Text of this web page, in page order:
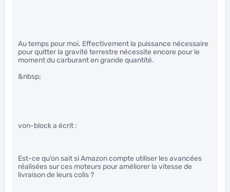
Au temps pour moi. Effectivement la puissance nécessaire
pour quitter la gravité terrestre nécessite encore pour le
moment du carburant en grande quantité.
&nbsp;
von-block a écrit :
Est-ce qu’on sait si Amazon compte utiliser les avancées
réalisées sur ces moteurs pour améliorer la vitesse de
livraison de leurs colis ?